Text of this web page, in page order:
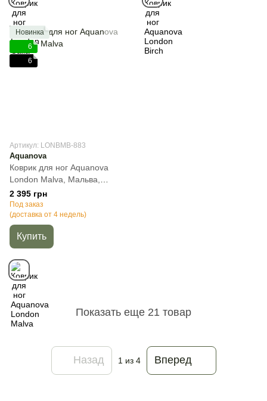
Новинка
6
6
Артикул: LONBMB-883
Aquanova
Коврик для ног Aquanova
London Malva, Мальва,
60х60 см, 1, Квадратная
2 395 грн
Под заказ
(доставка от 4 недель)
Купить
Показать еще 21 товар
Назад 1 из 4 Вперед